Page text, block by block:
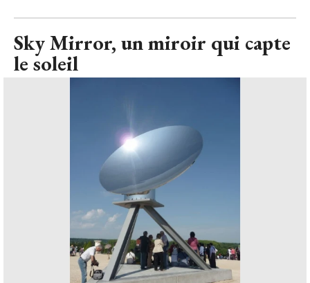
Sky Mirror, un miroir qui capte
le soleil